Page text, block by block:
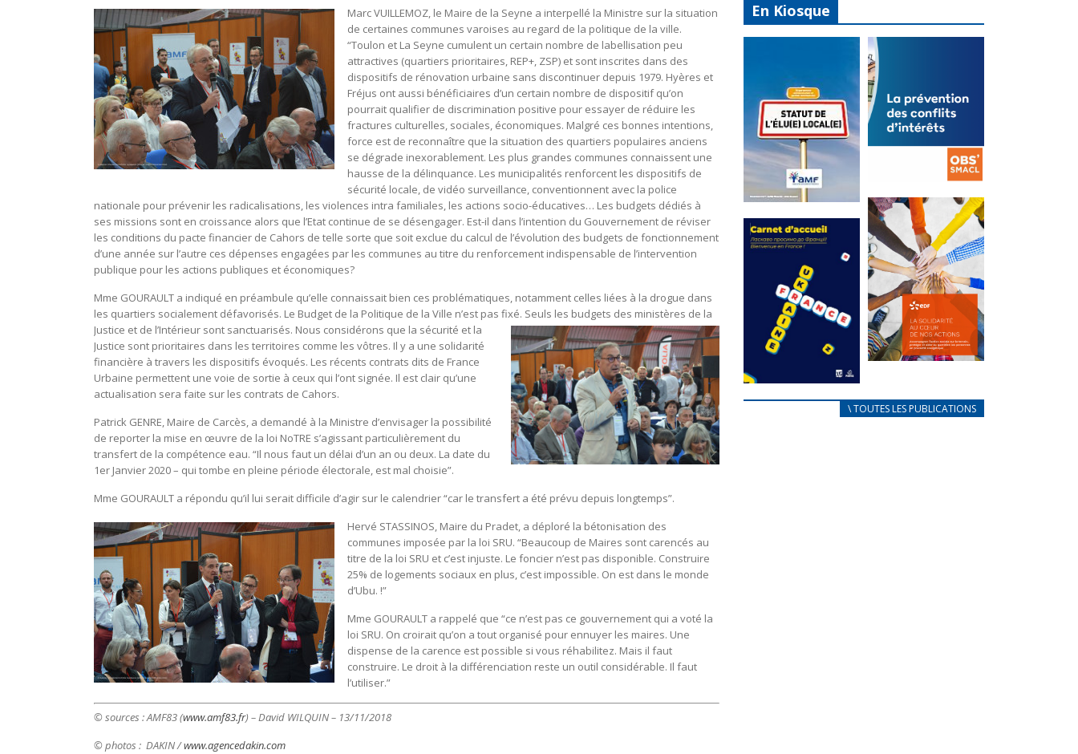
Marc VUILLEMOZ, le Maire de la Seyne a interpellé la Ministre sur la situation
de certaines communes varoises au regard de la politique de la ville.
“Toulon et La Seyne cumulent un certain nombre de labellisation peu
attractives (quartiers prioritaires, REP+, ZSP) et sont inscrites dans des
dispositifs de rénovation urbaine sans discontinuer depuis 1979. Hyères et
Fréjus ont aussi bénéficiaires d’un certain nombre de dispositif qu’on
pourrait qualifier de discrimination positive pour essayer de réduire les
fractures culturelles, sociales, économiques. Malgré ces bonnes intentions,
force est de reconnaître que la situation des quartiers populaires anciens
se dégrade inexorablement. Les plus grandes communes connaissent une
hausse de la délinquance. Les municipalités renforcent les dispositifs de
sécurité locale, de vidéo surveillance, conventionnent avec la police
nationale pour prévenir les radicalisations, les violences intra familiales, les actions socio-éducatives… Les budgets dédiés à
ses missions sont en croissance alors que l’Etat continue de se désengager. Est-il dans l’intention du Gouvernement de réviser
les conditions du pacte financier de Cahors de telle sorte que soit exclue du calcul de l’évolution des budgets de fonctionnement
d’une année sur l’autre ces dépenses engagées par les communes au titre du renforcement indispensable de l’intervention
publique pour les actions publiques et économiques?
Mme GOURAULT a indiqué en préambule qu’elle connaissait bien ces problématiques, notamment celles liées à la drogue dans
les quartiers socialement défavorisés. Le Budget de la Politique de la Ville n’est pas fixé. Seuls les budgets des ministères de la
Justice et de l’Intérieur sont sanctuarisés. Nous considérons que la sécurité et la
Justice sont prioritaires dans les territoires comme les vôtres. Il y a une solidarité
financière à travers les dispositifs évoqués. Les récents contrats dits de France
Urbaine permettent une voie de sortie à ceux qui l’ont signée. Il est clair qu’une
actualisation sera faite sur les contrats de Cahors.
Patrick GENRE, Maire de Carcès, a demandé à la Ministre d’envisager la possibilité
de reporter la mise en œuvre de la loi NoTRE s’agissant particulièrement du
transfert de la compétence eau. “Il nous faut un délai d’un an ou deux. La date du
1er Janvier 2020 – qui tombe en pleine période électorale, est mal choisie”.
Mme GOURAULT a répondu qu’il lui serait difficile d’agir sur le calendrier “car le transfert a été prévu depuis longtemps”.
Hervé STASSINOS, Maire du Pradet, a déploré la bétonisation des
communes imposée par la loi SRU. “Beaucoup de Maires sont carencés au
titre de la loi SRU et c’est injuste. Le foncier n’est pas disponible. Construire
25% de logements sociaux en plus, c’est impossible. On est dans le monde
d’Ubu. !”
Mme GOURAULT a rappelé que “ce n’est pas ce gouvernement qui a voté la
loi SRU. On croirait qu’on a tout organisé pour ennuyer les maires. Une
dispense de la carence est possible si vous réhabilitez. Mais il faut
construire. Le droit à la différenciation reste un outil considérable. Il faut
l’utiliser.”
© sources : AMF83 (www.amf83.fr) – David WILQUIN – 13/11/2018
© photos : DAKIN /www.agencedakin.com
En Kiosque
Statut de
l’élu local
Mise à jour avril
2024
FEUILLETER
La
prévention
des conflits
d’intérêts
18 septembre 2023
FEUILLETER
au coeur de
nos actions
\ TOUTES LES PUBLICATIONS